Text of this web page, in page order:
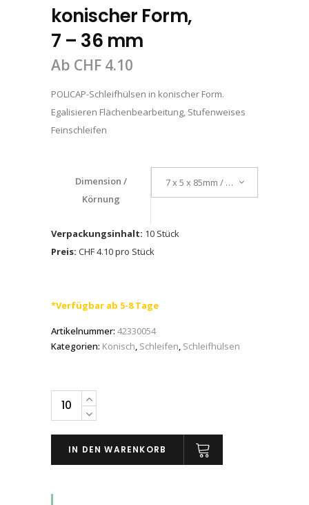
konischer Form,
7 – 36 mm
Ab CHF 4.10
POLICAP-Schleifhülsen in konischer Form.
Egalisieren Flächenbearbeitung, Stufenweises
Feinschleifen
Dimension /
Körnung
7 x 5 x 85mm / A 150
Verpackungsinhalt: 10 Stück
Preis: CHF 4.10 pro Stück
*Verfügbar ab 5-8 Tage
Artikelnummer: 42330054
Kategorien: Konisch, Schleifen, Schleifhülsen
PFERD
POLICAP-
Schleifhülsen
IN DEN WARENKORB